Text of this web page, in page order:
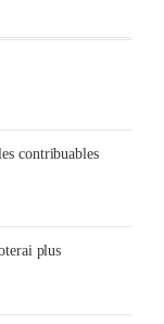
contribuables
plus